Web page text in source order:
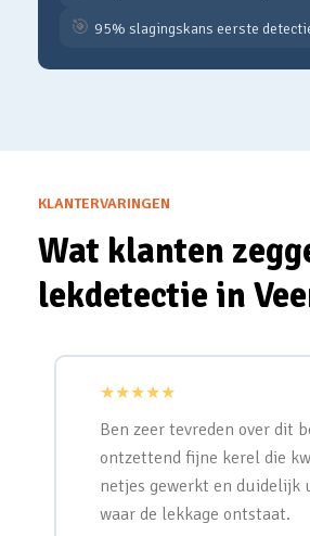
🎯 95% slagingskans eerste
KLANTERVARINGEN
Wat klanten
lekdetectie in
★★★★★
Ben zeer tevreden over dit
ontzettend fijne kerel die
netjes gewerkt en duidelijk
waar de lekkage ontstaat.